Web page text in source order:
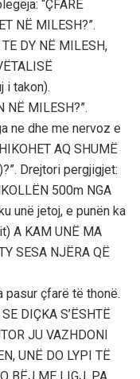
“ÇFARË
NË MILESH?”.
DY NË MILESH,
i takon).
NË MILESH?”.
ne dhe me nervoz e
AQ SHUMË
Drejtori pergjigjet:
500m NGA
unë jetoj, e punën ka
A KAM UNË MA
SESA NJËRA QË
pasur çfarë të thonë.
DIÇKA S’ËSHTË
JU VAZHDONI
UNË DO LYPI TË